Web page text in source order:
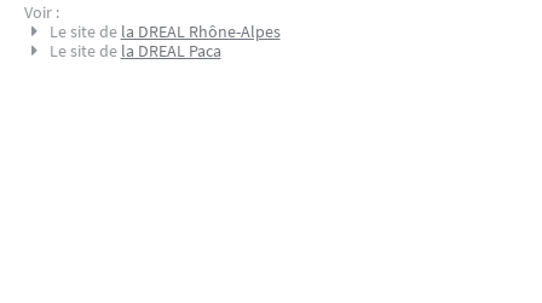
Voir :
Le site de la DREAL Rhône-Alpes
Le site de la DREAL Paca